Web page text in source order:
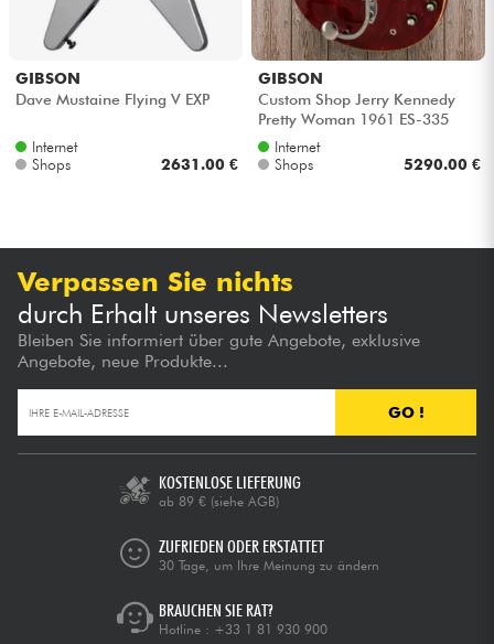
GIBSON
Dave Mustaine Flying V EXP
Internet
Shops
2631.00 €
GIBSON
Custom Shop Jerry Kennedy
Pretty Woman 1961 ES-335
Replica Ltd - Aged faded cherry
Internet
Shops
5290.00 €
Verpassen Sie nichts
durch Erhalt unseres Newsletters
Bleiben Sie informiert über gute Angebote, exklusive
Angebote, neue Produkte...
GO !
KOSTENLOSE LIEFERUNG
ab 89 € (siehe AGB)
ZUFRIEDEN ODER ERSTATTET
30 Tage, um Ihre Meinung zu ändern
BRAUCHEN SIE RAT?
Hotline : +33 1 81 930 900